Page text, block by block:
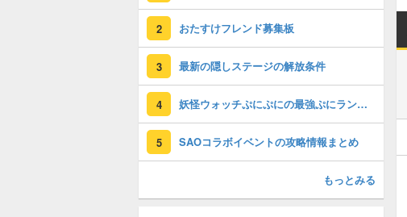
2 おたすけフレンド募集板
3 最新の隠しステージの解放条件
4 妖怪ウォッチぷにぷにの最強ぷにランキング！
5 SAOコラボイベントの攻略情報まとめ
もっとみる